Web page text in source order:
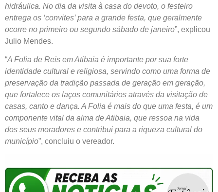
hidráulica. No dia da visita à casa do devoto, o festeiro
entrega os ‘convites’ para a grande festa, que geralmente
ocorre no primeiro ou segundo sábado de janeiro”, explicou
Julio Mendes.
“A Folia de Reis em Atibaia é importante por sua forte
identidade cultural e religiosa, servindo como uma forma de
preservação da tradição passada de geração em geração,
que fortalece os laços comunitários através da visitação de
casas, canto e dança. A Folia é mais do que uma festa, é um
componente vital da alma de Atibaia, que ressoa na vida
dos seus moradores e contribui para a riqueza cultural do
município”, concluiu o vereador.